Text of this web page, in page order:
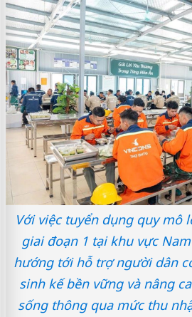
Với việc tuyển dụng quy mô
giai đoạn 1 tại khu vực
hướng tới hỗ trợ người dân
sinh kế bền vững và nâng
sống thông qua mức thu